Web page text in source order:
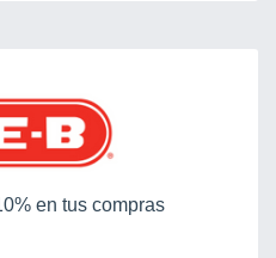
en tus compras